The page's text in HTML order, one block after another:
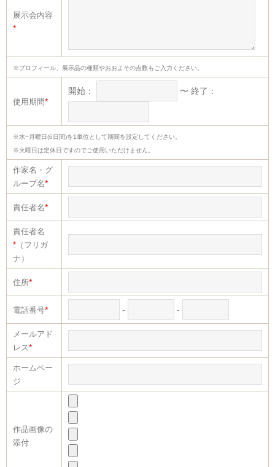
展示会内容
*
※プロフィール、展示品の種類やおおよその点数もご入力ください。
使用期間*
開始： 〜 終了：
※水~月曜日(6日間)を1単位として期間を設定してください。
※火曜日は定休日ですのでご使用いただけません。
作家名・グ
ループ名*
責任者名*
責任者名
* （フリガ
ナ）
住所*
電話番号* - -
メールアド
レス*
ホームペー
ジ
作品画像の
添付